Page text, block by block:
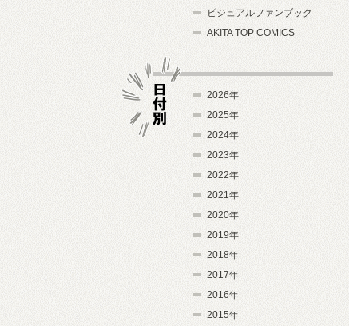
ビジュアルファンブック
AKITA TOP COMICS
2026年
2025年
2024年
2023年
2022年
2021年
2020年
2019年
2018年
2017年
2016年
2015年